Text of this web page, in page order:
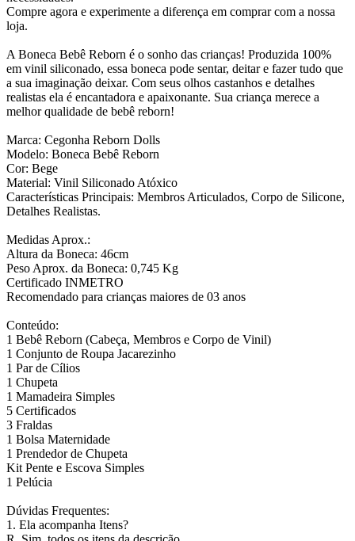
Compre agora e experimente a diferença em comprar com a nossa
loja.
A Boneca Bebê Reborn é o sonho das crianças! Produzida 100%
em vinil siliconado, essa boneca pode sentar, deitar e fazer tudo que
a sua imaginação deixar. Com seus olhos castanhos e detalhes
realistas ela é encantadora e apaixonante. Sua criança merece a
melhor qualidade de bebê reborn!
Marca: Cegonha Reborn Dolls
Modelo: Boneca Bebê Reborn
Cor: Bege
Material: Vinil Siliconado Atóxico
Características Principais: Membros Articulados, Corpo de Silicone,
Detalhes Realistas.
Medidas Aprox.:
Altura da Boneca: 46cm
Peso Aprox. da Boneca: 0,745 Kg
Certificado INMETRO
Recomendado para crianças maiores de 03 anos
Conteúdo:
1 Bebê Reborn (Cabeça, Membros e Corpo de Vinil)
1 Conjunto de Roupa Jacarezinho
1 Par de Cílios
1 Chupeta
1 Mamadeira Simples
5 Certificados
3 Fraldas
1 Bolsa Maternidade
1 Prendedor de Chupeta
Kit Pente e Escova Simples
1 Pelúcia
Dúvidas Frequentes:
1. Ela acompanha Itens?